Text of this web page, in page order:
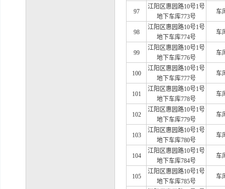
97
江阳区惠园路10号1号
地下车库773号
车
98
江阳区惠园路10号1号
地下车库774号
车
99
江阳区惠园路10号1号
地下车库776号
车
100
江阳区惠园路10号1号
地下车库777号
车
101
江阳区惠园路10号1号
地下车库778号
车
102
江阳区惠园路10号1号
地下车库779号
车
103
江阳区惠园路10号1号
地下车库780号
车
104
江阳区惠园路10号1号
地下车库784号
车
105
江阳区惠园路10号1号
地下车库785号
车